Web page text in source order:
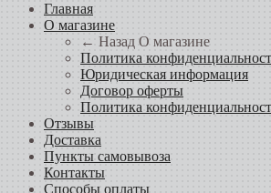
Главная
О магазине
← Назад О магазине
Политика
Юридическая информация
Договор оферты
Политика
Отзывы
Доставка
Пункты самовывоза
Контакты
Способы оплаты